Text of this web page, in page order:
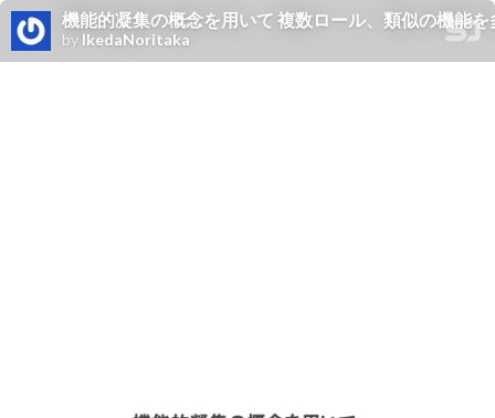
機能的凝集の概念を用いて 複数ロール、類似の機能
by IkedaNoritaka